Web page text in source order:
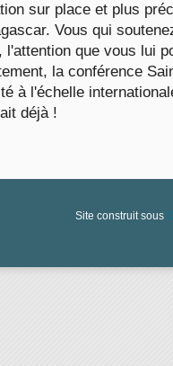
sur place et plus
Vous qui
l'attention que vous lui
la conférence
à l'échelle
déjà !
Site construit sous